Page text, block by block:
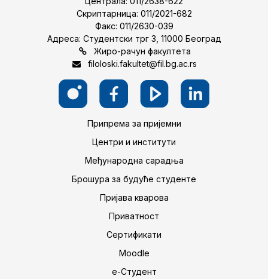
Скриптарница: 011/2021-682
Факс: 011/2630-039
Адреса: Студентски трг 3, 11000 Београд
Жиро-рачун факултета
filoloski.fakultet@fil.bg.ac.rs
Припрема за пријемни
Центри и институти
Међународна сарадња
Брошура за будуће студенте
Пријава кварова
Приватност
Сертификати
Moodle
е-Студент